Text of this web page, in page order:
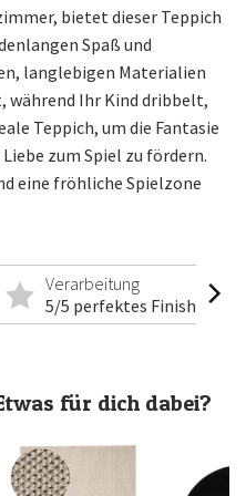
bietet dieser Teppich
Spaß und
langlebigen Materialien
Ihr Kind dribbelt,
Teppich, um die Fantasie
zum Spiel zu fördern.
eine fröhliche Spielzone
Verarbeitung
5/5 perfektes Finish
für dich dabei?